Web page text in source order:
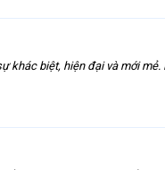
khác biệt, hiện đại và mới